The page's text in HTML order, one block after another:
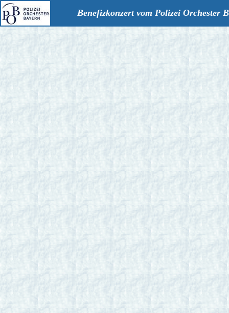
Benefizkonzert vom Polizei Orchester